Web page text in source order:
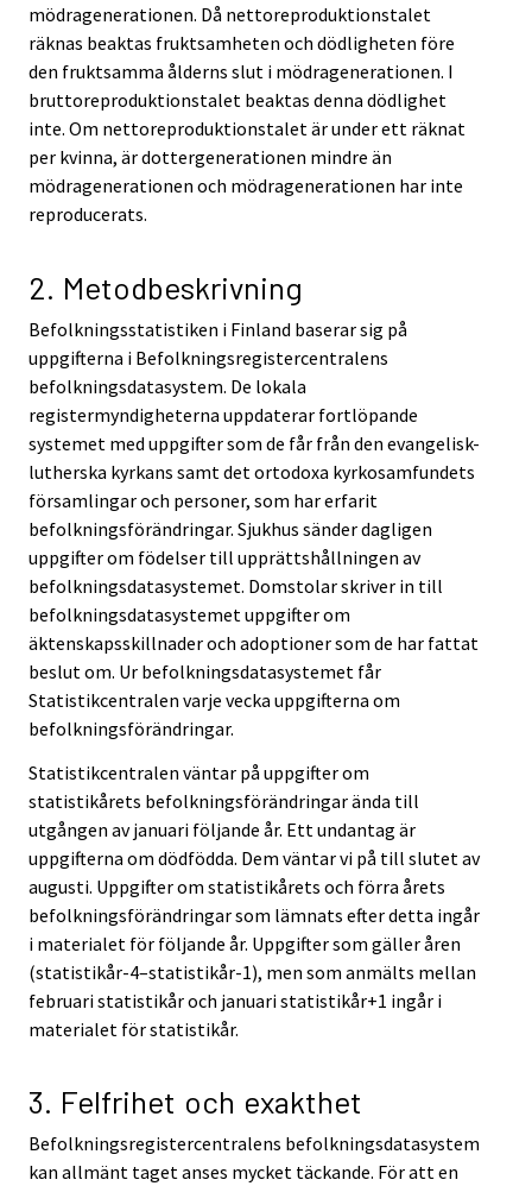
mödragenerationen. Då nettoreproduktionstalet
räknas beaktas fruktsamheten och dödligheten före
den fruktsamma ålderns slut i mödragenerationen. I
bruttoreproduktionstalet beaktas denna dödlighet
inte. Om nettoreproduktionstalet är under ett räknat
per kvinna, är dottergenerationen mindre än
mödragenerationen och mödragenerationen har inte
reproducerats.
2. Metodbeskrivning
Befolkningsstatistiken i Finland baserar sig på
uppgifterna i Befolkningsregistercentralens
befolkningsdatasystem. De lokala
registermyndigheterna uppdaterar fortlöpande
systemet med uppgifter som de får från den evangelisk-
lutherska kyrkans samt det ortodoxa kyrkosamfundets
församlingar och personer, som har erfarit
befolkningsförändringar. Sjukhus sänder dagligen
uppgifter om födelser till upprättshållningen av
befolkningsdatasystemet. Domstolar skriver in till
befolkningsdatasystemet uppgifter om
äktenskapsskillnader och adoptioner som de har fattat
beslut om. Ur befolkningsdatasystemet får
Statistikcentralen varje vecka uppgifterna om
befolkningsförändringar.
Statistikcentralen väntar på uppgifter om
statistikårets befolkningsförändringar ända till
utgången av januari följande år. Ett undantag är
uppgifterna om dödfödda. Dem väntar vi på till slutet av
augusti. Uppgifter om statistikårets och förra årets
befolkningsförändringar som lämnats efter detta ingår
i materialet för följande år. Uppgifter som gäller åren
(statistikår-4–statistikår-1), men som anmälts mellan
februari statistikår och januari statistikår+1 ingår i
materialet för statistikår.
3. Felfrihet och exakthet
Befolkningsregistercentralens befolkningsdatasystem
kan allmänt taget anses mycket täckande. För att en